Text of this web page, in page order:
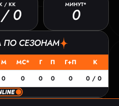
/ КК
0
МИНУТ*
0
ПО СЕЗОНАМ
М МС* Г П Г+П
К
0 0 0 0 0 0 / 0